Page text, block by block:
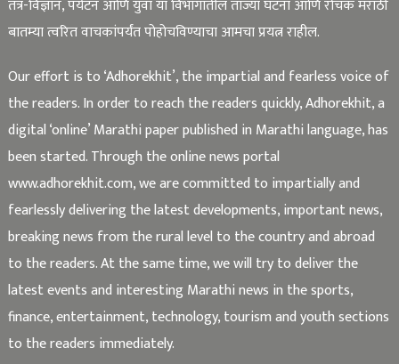
तंत्र-विज्ञान, पर्यटन आणि युवा या विभागातील ताज्या घटना आणि रोचक मराठी
बातम्या त्वरित वाचकांपर्यंत पोहोचविण्याचा आमचा प्रयत्न राहील.
Our effort is to ‘Adhorekhit’, the impartial and fearless voice of
the readers. In order to reach the readers quickly, Adhorekhit, a
digital ‘online’ Marathi paper published in Marathi language, has
been started. Through the online news portal
www.adhorekhit.com, we are committed to impartially and
fearlessly delivering the latest developments, important news,
breaking news from the rural level to the country and abroad
to the readers. At the same time, we will try to deliver the
latest events and interesting Marathi news in the sports,
finance, entertainment, technology, tourism and youth sections
to the readers immediately.